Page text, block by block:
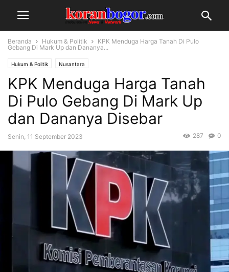
Beranda Hukum & Politik
KPK Menduga Harga Tanah Di Pulo
Gebang Di Mark Up dan Dananya...
Hukum & Politik Nusantara
KPK Menduga Harga Tanah
Di Pulo Gebang Di Mark Up
dan Dananya Disebar
Senin, 11 September 2023 0
287